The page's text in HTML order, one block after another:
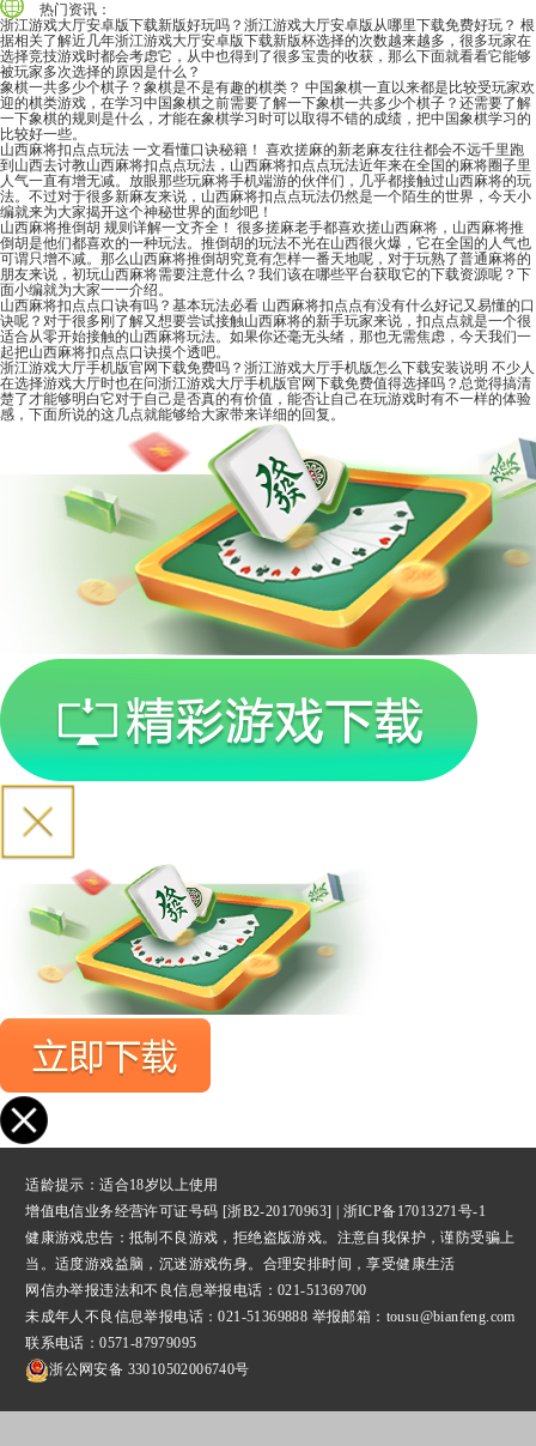
热门资讯：
浙江游戏大厅安卓版下载新版好玩吗？浙江游戏大厅安卓版从哪里下载免费好玩？ 根
据相关了解近几年浙江游戏大厅安卓版下载新版杯选择的次数越来越多，很多玩家在
选择竞技游戏时都会考虑它，从中也得到了很多宝贵的收获，那么下面就看看它能够
被玩家多次选择的原因是什么？
象棋一共多少个棋子？象棋是不是有趣的棋类？ 中国象棋一直以来都是比较受玩家欢
迎的棋类游戏，在学习中国象棋之前需要了解一下象棋一共多少个棋子？还需要了解
一下象棋的规则是什么，才能在象棋学习时可以取得不错的成绩，把中国象棋学习的
比较好一些。
山西麻将扣点点玩法 一文看懂口诀秘籍！ 喜欢搓麻的新老麻友往往都会不远千里跑
到山西去讨教山西麻将扣点点玩法，山西麻将扣点点玩法近年来在全国的麻将圈子里
人气一直有增无减。放眼那些玩麻将手机端游的伙伴们，几乎都接触过山西麻将的玩
法。不过对于很多新麻友来说，山西麻将扣点点玩法仍然是一个陌生的世界，今天小
编就来为大家揭开这个神秘世界的面纱吧！
山西麻将推倒胡 规则详解一文齐全！ 很多搓麻老手都喜欢搓山西麻将，山西麻将推
倒胡是他们都喜欢的一种玩法。推倒胡的玩法不光在山西很火爆，它在全国的人气也
可谓只增不减。那么山西麻将推倒胡究竟有怎样一番天地呢，对于玩熟了普通麻将的
朋友来说，初玩山西麻将需要注意什么？我们该在哪些平台获取它的下载资源呢？下
面小编就为大家一一介绍。
山西麻将扣点点口诀有吗？基本玩法必看 山西麻将扣点点有没有什么好记又易懂的口
诀呢？对于很多刚了解又想要尝试接触山西麻将的新手玩家来说，扣点点就是一个很
适合从零开始接触的山西麻将玩法。如果你还毫无头绪，那也无需焦虑，今天我们一
起把山西麻将扣点点口诀摸个透吧。
浙江游戏大厅手机版官网下载免费吗？浙江游戏大厅手机版怎么下载安装说明 不少人
在选择游戏大厅时也在问浙江游戏大厅手机版官网下载免费值得选择吗？总觉得搞清
楚了才能够明白它对于自己是否真的有价值，能否让自己在玩游戏时有不一样的体验
感，下面所说的这几点就能够给大家带来详细的回复。
适龄提示：适合18岁以上使用
增值电信业务经营许可证号码 [浙B2-20170963] | 浙ICP备17013271号-1
健康游戏忠告：抵制不良游戏，拒绝盗版游戏。注意自我保护，谨防受骗上
当。适度游戏益脑，沉迷游戏伤身。合理安排时间，享受健康生活
网信办举报违法和不良信息举报 电话：021-51369700
未成年人不良信息举报电话：021-51369888 举报邮箱：tousu@bianfeng.com
联系电话：0571-87979095
浙公网安备 33010502006740号